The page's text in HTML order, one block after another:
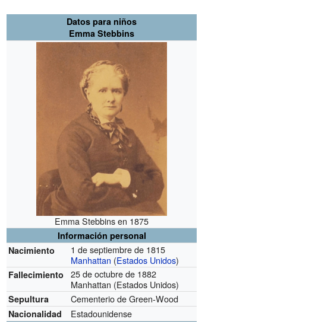
Datos para niños
Emma Stebbins
Emma Stebbins en 1875
Información personal
Nacimiento
1 de septiembre de 1815
Manhattan (Estados Unidos)
Fallecimiento
25 de octubre de 1882
Manhattan (Estados Unidos)
Sepultura Cementerio de Green-Wood
Nacionalidad Estadounidense